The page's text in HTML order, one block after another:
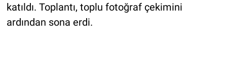
katıldı. Toplantı, toplu fotoğraf çekimini
ardından sona erdi.